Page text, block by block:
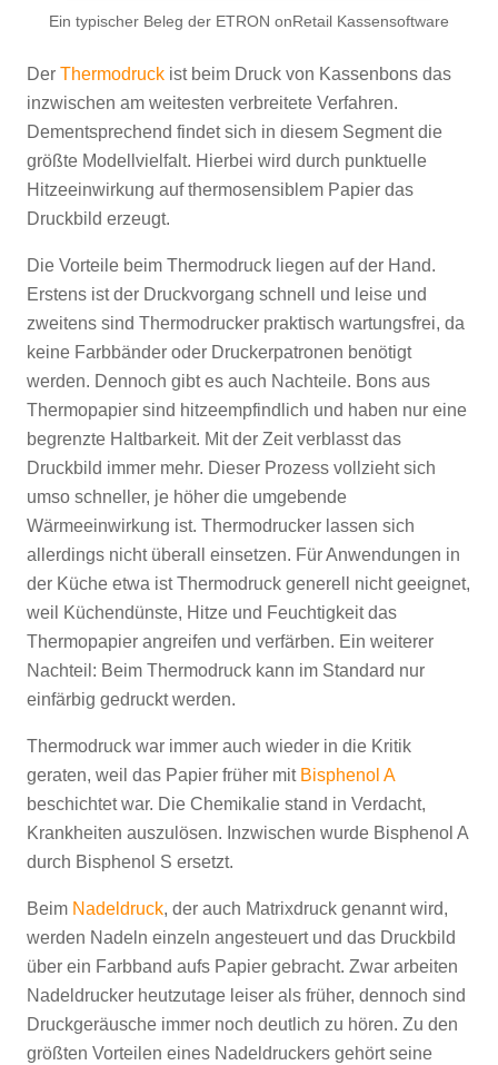
Ein typischer Beleg der ETRON onRetail Kassensoftware
Der Thermodruck ist beim Druck von Kassenbons das
inzwischen am weitesten verbreitete Verfahren.
Dementsprechend findet sich in diesem Segment die
größte Modellvielfalt. Hierbei wird durch punktuelle
Hitzeeinwirkung auf thermosensiblem Papier das
Druckbild erzeugt.
Die Vorteile beim Thermodruck liegen auf der Hand.
Erstens ist der Druckvorgang schnell und leise und
zweitens sind Thermodrucker praktisch wartungsfrei, da
keine Farbbänder oder Druckerpatronen benötigt
werden. Dennoch gibt es auch Nachteile. Bons aus
Thermopapier sind hitzeempfindlich und haben nur eine
begrenzte Haltbarkeit. Mit der Zeit verblasst das
Druckbild immer mehr. Dieser Prozess vollzieht sich
umso schneller, je höher die umgebende
Wärmeeinwirkung ist. Thermodrucker lassen sich
allerdings nicht überall einsetzen. Für Anwendungen in
der Küche etwa ist Thermodruck generell nicht geeignet,
weil Küchendünste, Hitze und Feuchtigkeit das
Thermopapier angreifen und verfärben. Ein weiterer
Nachteil: Beim Thermodruck kann im Standard nur
einfärbig gedruckt werden.
Thermodruck war immer auch wieder in die Kritik
geraten, weil das Papier früher mit Bisphenol A
beschichtet war. Die Chemikalie stand in Verdacht,
Krankheiten auszulösen. Inzwischen wurde Bisphenol A
durch Bisphenol S ersetzt.
Beim Nadeldruck, der auch Matrixdruck genannt wird,
werden Nadeln einzeln angesteuert und das Druckbild
über ein Farbband aufs Papier gebracht. Zwar arbeiten
Nadeldrucker heutzutage leiser als früher, dennoch sind
Druckgeräusche immer noch deutlich zu hören. Zu den
größten Vorteilen eines Nadeldruckers gehört seine